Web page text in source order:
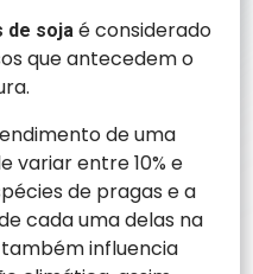
de soja é considerado
que antecedem o
de uma
variar entre 10% e
de pragas e a
cada uma delas na
influencia